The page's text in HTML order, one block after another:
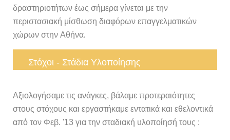
δραστηριοτήτων έως σήμερα γίνεται με την
περιστασιακή μίσθωση διαφόρων επαγγελματικών
χώρων στην Αθήνα.
Στόχοι - Στάδια Υλοποίησης
Αξιολογήσαμε τις ανάγκες, βάλαμε προτεραιότητες
στους στόχους και εργαστήκαμε εντατικά και εθελοντικά
από τον Φεβ. '13 για την σταδιακή υλοποίησή τους :